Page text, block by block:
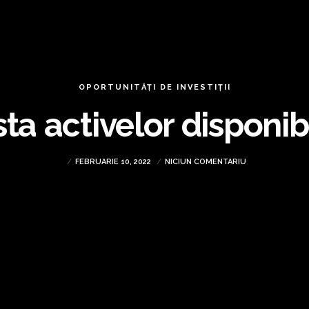
OPORTUNITĂȚI DE INVESTIȚII
activelor
FEBRUARIE 10, 2022 NICIUN COMENTARIU